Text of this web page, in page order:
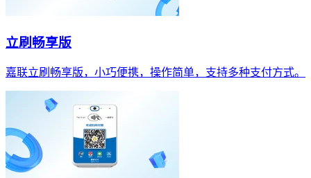
立刷畅享版
嘉联立刷畅享版，小巧便携，操作简单，支持多种支付方式。